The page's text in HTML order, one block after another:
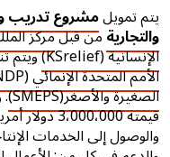
يتم تمويلمشروع تدريب
والتجاريةمن قبلمركز
الإنسانية (KSrelief) ويتم
الأمم المتحدة الإنمائي (UNDP)
الصغيرة والأصغر(SMEPS) .
قيمته
والوصول إلى الخدمات